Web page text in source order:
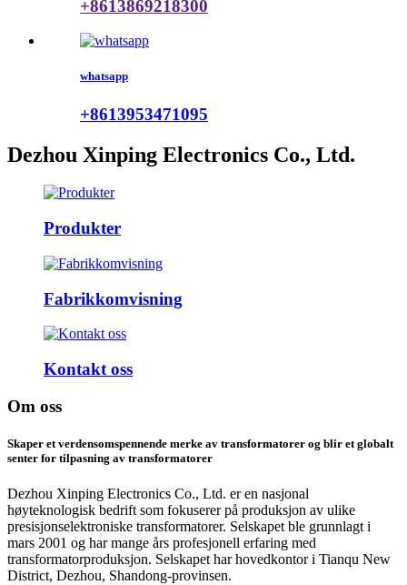
+8613869218300
whatsapp
+8613953471095
Dezhou Xinping Electronics Co., Ltd.
Produkter
Fabrikkomvisning
Kontakt oss
Om oss
Skaper et verdensomspennende merke av transformatorer og blir et globalt
senter for tilpasning av transformatorer
Dezhou Xinping Electronics Co., Ltd. er en nasjonal
høyteknologisk bedrift som fokuserer på produksjon av ulike
presisjonselektroniske transformatorer. Selskapet ble grunnlagt i
mars 2001 og har mange års profesjonell erfaring med
transformatorproduksjon. Selskapet har hovedkontor i Tianqu New
District, Dezhou, Shandong-provinsen.